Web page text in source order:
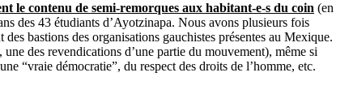
le contenu de semi-remorques aux habitant-e-s du coin (en
des 43 étudiants d’Ayotzinapa. Nous avons plusieurs fois
bastions des organisations gauchistes présentes au Mexique.
des revendications d’une partie du mouvement), même si
“vraie démocratie”, du respect des droits de l’homme, etc.